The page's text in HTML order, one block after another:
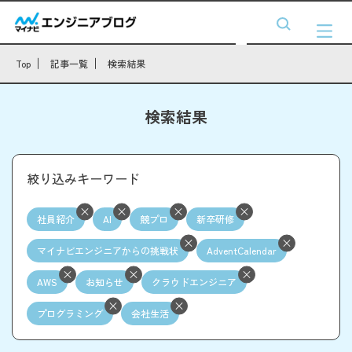
Top 記事一覧 検索結果
検索結果
絞り込みキーワード
社員紹介 AI 競プロ 新卒研修
マイナビエンジニアからの挑戦状 AdventCalendar
AWS お知らせ クラウドエンジニア
プログラミング 会社生活